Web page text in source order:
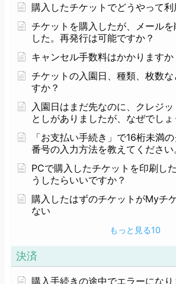
購入したチケットでどうやって利
チケットを購入したが、メールを
した。再発行は可能ですか？
キャンセル手数料はかかりますか
チケットの入園日、種類、枚数な
すか？
入園日はまだ先なのに、クレジ
としがありましたが、なぜでしょ
「お支払い手続き」で16桁未満
番号の入力方法を教えてください
PCで購入したチケットを印刷し
うしたらいいですか？
購入したはずのチケットがMyチ
ない
もっと見る10
決済
購入手続きの途中でエラーにな